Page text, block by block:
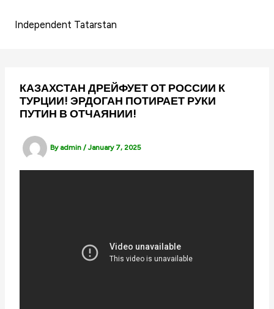
Independent Tatarstan
КАЗАХСТАН ДРЕЙФУЕТ ОТ РОССИИ К
ТУРЦИИ! ЭРДОГАН ПОТИРАЕТ РУКИ
ПУТИН В ОТЧАЯНИИ!
By admin/January 7, 2025